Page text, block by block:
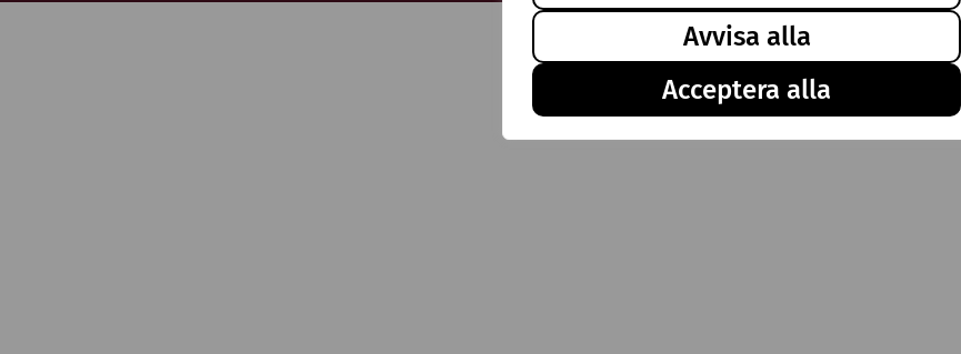
Avvisa alla
Acceptera alla